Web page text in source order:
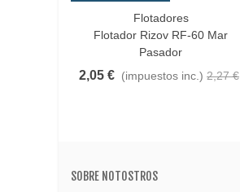
FavoritoFlotadores
Flotador Rizov RF-60 Mar
Pasador
2,05 € (impuestos inc.) 2,27 €
SOBRE NOTOSTROS